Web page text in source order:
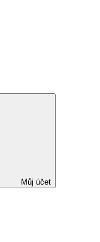
Můj účet